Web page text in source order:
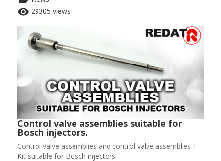
remove_red_eye 29305 views
Control valve assemblies suitable for
Bosch injectors.
Control valve assemblies and control valve assemblies +
Kit suitable for Bosch injectors!